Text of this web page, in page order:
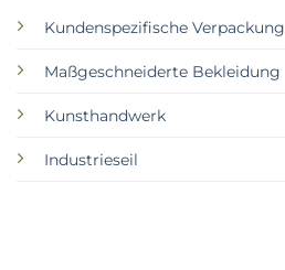
Kundenspezifische Verpackung
Maßgeschneiderte Bekleidung
Kunsthandwerk
Industrieseil